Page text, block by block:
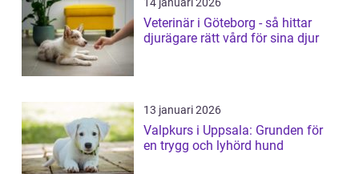
Veterinär i Göteborg - så hittar
djurägare rätt vård för sina djur
13 januari 2026
Valpkurs i Uppsala: Grunden för
en trygg och lyhörd hund